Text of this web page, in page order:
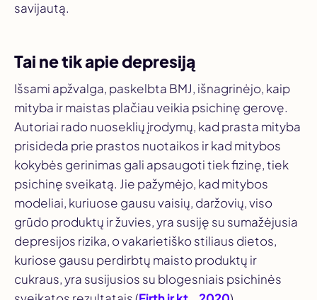
savijautą.
Tai ne tik apie depresiją
Išsami apžvalga, paskelbta BMJ, išnagrinėjo, kaip
mityba ir maistas plačiau veikia psichinę gerovę.
Autoriai rado nuoseklių įrodymų, kad prasta mityba
prisideda prie prastos nuotaikos ir kad mitybos
kokybės gerinimas gali apsaugoti tiek fizinę, tiek
psichinę sveikatą. Jie pažymėjo, kad mitybos
modeliai, kuriuose gausu vaisių, daržovių, viso
grūdo produktų ir žuvies, yra susiję su sumažėjusia
depresijos rizika, o vakarietiško stiliaus dietos,
kuriose gausu perdirbtų maisto produktų ir
cukraus, yra susijusios su blogesniais psichinės